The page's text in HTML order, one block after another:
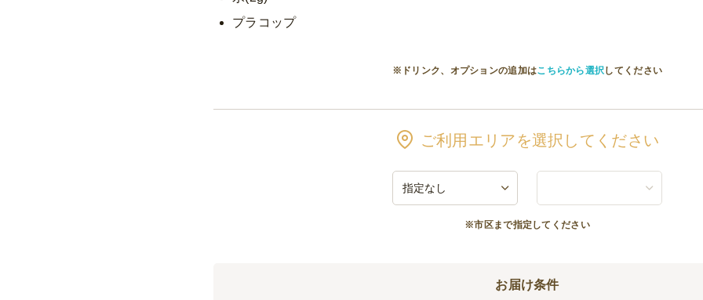
※すべて冷やした状態でお届けします※
※すべて冷やした状態でお届けします※
※すべて冷やした状態でお届けします※
プラコップ
※ドリンク、オプションの追加はこちらから選択してください
ご利用エリアを選択してください
※市区まで指定してください
お届け条件